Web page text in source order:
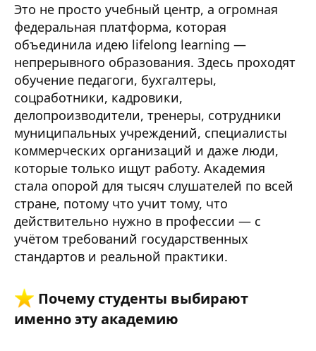
Это не просто учебный центр, а огромная
федеральная платформа, которая
объединила идею lifelong learning —
непрерывного образования. Здесь проходят
обучение педагоги, бухгалтеры,
соцработники, кадровики,
делопроизводители, тренеры, сотрудники
муниципальных учреждений, специалисты
коммерческих организаций и даже люди,
которые только ищут работу. Академия
стала опорой для тысяч слушателей по всей
стране, потому что учит тому, что
действительно нужно в профессии — с
учётом требований государственных
стандартов и реальной практики.
Почему студенты выбирают
именно эту академию